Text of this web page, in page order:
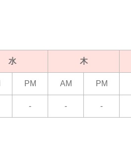
水 木
PM AM PM
- - -